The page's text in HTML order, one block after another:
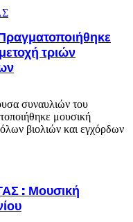
τριών
συναυλιών του
μουσική
βιολιών και εγχόρδων
: Μουσική